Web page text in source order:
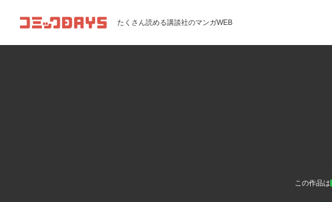
コミックDAYS たくさん読める講談社のマンガWEB
この作品は